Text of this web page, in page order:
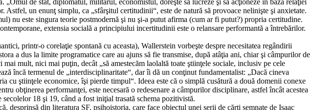
Astfel, un enunţ simplu, ca „sfârşitul certitudinii“, este de natură să provoace nelinişte şi anxietate.
nu este singura teorie postmodernă şi nu şi-a putut afirma (cum ar fi putut?) propria certitudine.
extensia socială a principiului incertitudinii este o relansare performantă a întrebărilor.
printr-o corelaţie spontană cu aceasta), Wallerstein vorbeşte despre necesitatea regândirii
a dus la limite programatice care au ajuns să fie transmise, după atâţia ani, chiar şi câmpurilor de
mult, nici mai puţin, decât „să amestecăm laolaltă toate ştiinţele sociale, inclusiv pe cele
încă termenul de „interdisciplinaritate“, dar îi dă un conţinut fundamentalist: „Dacă cineva
cu ştiinţele economice, îşi pierde timpul“. Ideea este că o simplă cusătură a două domenii conexe
obţinerea performanţei, este necesară o redesenare a câmpurilor disciplinare, astfel încât acestea
18 şi 19, când a fost iniţial trasată schema pozitivistă.
desprinsă din literatura SF, psihoistoria, care face obiectul unei serii de cărţi semnate de Isaac